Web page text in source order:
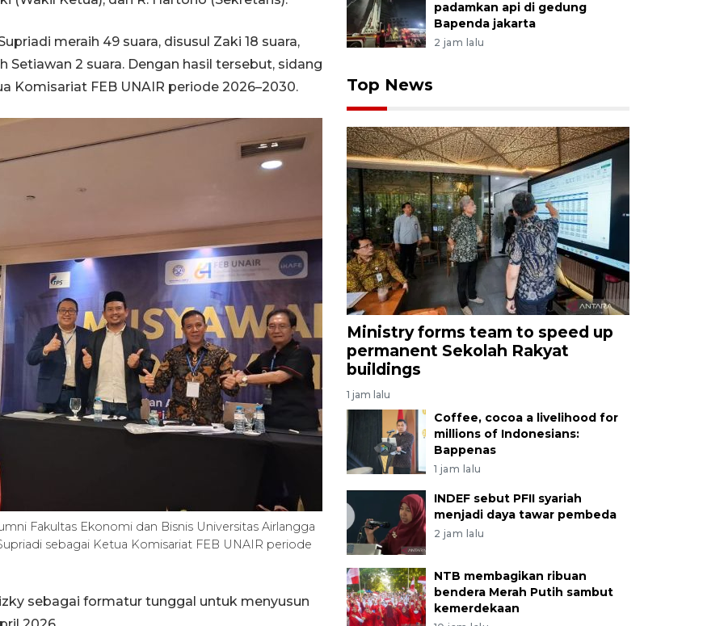
meraih 49 suara, disusul Zaki 18 suara,
Setiawan 2 suara. Dengan hasil tersebut, sidang
Komisariat FEB UNAIR periode 2026–2030.
Fakultas Ekonomi dan Bisnis Universitas Airlangga
sebagai Ketua Komisariat FEB UNAIR periode
sebagai formatur tunggal untuk menyusun
padamkan api di gedung
Bapenda jakarta
2 jam lalu
Top News
Ministry forms team to speed up
permanent Sekolah Rakyat
buildings
1 jam lalu
Coffee, cocoa a livelihood for
millions of Indonesians:
Bappenas
1 jam lalu
INDEF sebut PFII syariah
menjadi daya tawar pembeda
2 jam lalu
NTB membagikan ribuan
bendera Merah Putih sambut
kemerdekaan